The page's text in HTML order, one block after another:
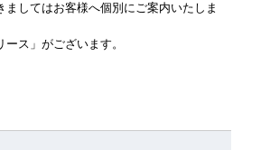
してはお客様へ個別にご案内いたしま
ス」がございます。